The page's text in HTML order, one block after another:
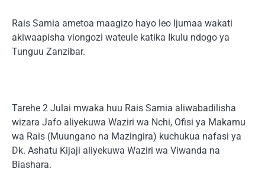
Rais Samia ametoa maagizo hayo leo Ijumaa wakati
akiwaapisha viongozi wateule katika Ikulu ndogo ya
Tunguu Zanzibar.
Tarehe 2 Julai mwaka huu Rais Samia aliwabadilisha
wizara Jafo aliyekuwa Waziri wa Nchi, Ofisi ya Makamu
wa Rais (Muungano na Mazingira) kuchukua nafasi ya
Dk. Ashatu Kijaji aliyekuwa Waziri wa Viwanda na
Biashara.